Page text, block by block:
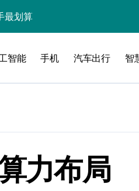
最划算
进电视柜
到我
棋还是昏招？
智能 手机 汽车出行 智
力布局